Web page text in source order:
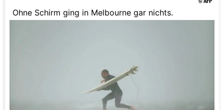
Ohne Schirm ging in Melbourne gar nichts.